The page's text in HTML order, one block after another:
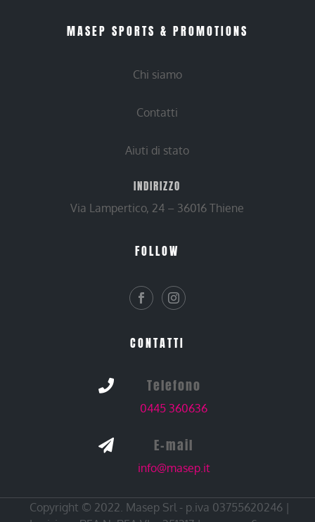
MASEP SPORTS & PROMOTIONS
Chi siamo
Contatti
Aiuti di stato
INDIRIZZO
Via Lampertico, 24 – 36016 Thiene
FOLLOW
CONTATTI
 Telefono
0445 360636
 E-mail
info@masep.it
Copyright © 2022. Masep Srl - p.iva 03755620246 |